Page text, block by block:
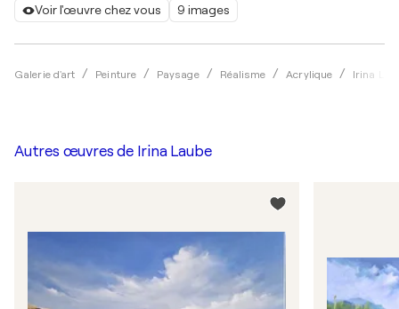
Voir l'œuvre chez vous 9 images
Galerie d'art Peinture Paysage Réalisme Acrylique Irina
Autres œuvres de Irina Laube